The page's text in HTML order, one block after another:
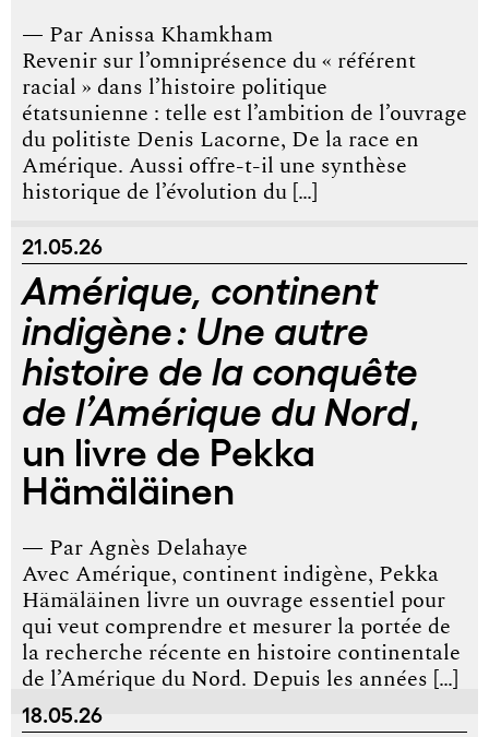
— Par Anissa Khamkham
Revenir sur l’omniprésence du « référent
racial » dans l’histoire politique
étatsunienne : telle est l’ambition de l’ouvrage
du politiste Denis Lacorne, De la race en
Amérique. Aussi offre-t-il une synthèse
historique de l’évolution du […]
21.05.26
Amérique, continent
indigène : Une autre
histoire de la conquête
de l’Amérique du Nord,
un livre de Pekka
Hämäläinen
— Par Agnès Delahaye
Avec Amérique, continent indigène, Pekka
Hämäläinen livre un ouvrage essentiel pour
qui veut comprendre et mesurer la portée de
la recherche récente en histoire continentale
de l’Amérique du Nord. Depuis les années […]
18.05.26